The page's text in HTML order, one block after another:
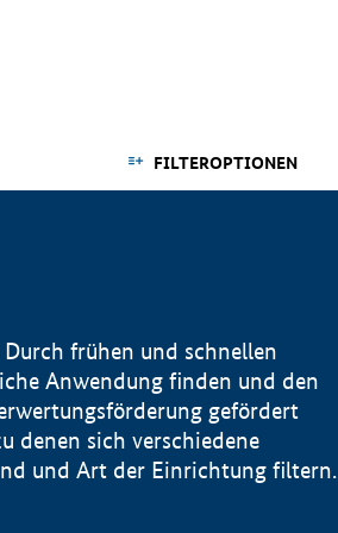
FILTEROPTIONEN
frühen und schnellen
Anwendung finden und den
gefördert
denen sich verschiedene
und Art der Einrichtung filtern.